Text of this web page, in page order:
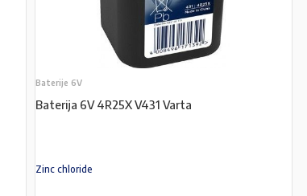
Baterije 6V
Baterija 6V 4R25X V431 Varta
Zinc chloride